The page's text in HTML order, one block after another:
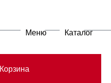
Меню Каталог
Корзина